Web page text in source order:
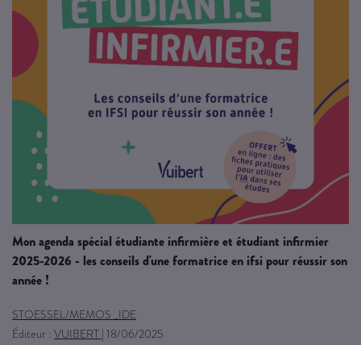
mon agenda spécial étudiante infirmière et étudiant infirmier
2025-2026 - les conseils d'une formatrice en ifsi pour réussir son
année !
STOESSEL/MEMOS _IDE
Éditeur : VUIBERT | 18/06/2025